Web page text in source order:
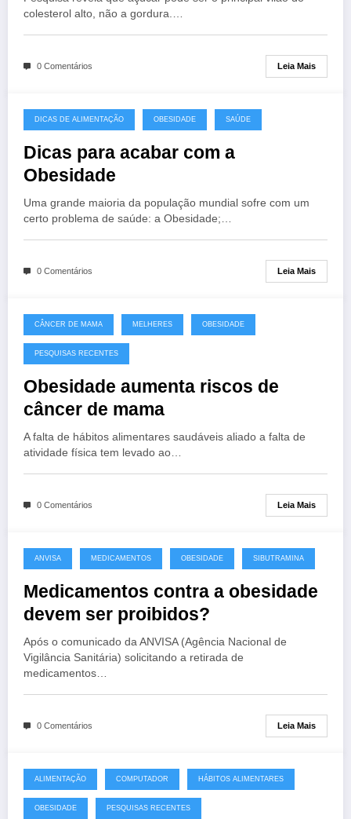
colesterol alto, não a gordura.…
0 Comentários Leia Mais
DICAS DE ALIMENTAÇÃO OBESIDADE SAÚDE
Dicas para acabar com a
Obesidade
Uma grande maioria da população mundial sofre com um
certo problema de saúde: a Obesidade;…
0 Comentários Leia Mais
CÂNCER DE MAMA MELHERES OBESIDADE
PESQUISAS RECENTES
Obesidade aumenta riscos de
câncer de mama
A falta de hábitos alimentares saudáveis aliado a falta de
atividade física tem levado ao…
0 Comentários Leia Mais
ANVISA MEDICAMENTOS OBESIDADE SIBUTRAMINA
Medicamentos contra a obesidade
devem ser proibidos?
Após o comunicado da ANVISA (Agência Nacional de
Vigilância Sanitária) solicitando a retirada de
medicamentos…
0 Comentários Leia Mais
ALIMENTAÇÃO COMPUTADOR HÁBITOS ALIMENTARES
OBESIDADE PESQUISAS RECENTES